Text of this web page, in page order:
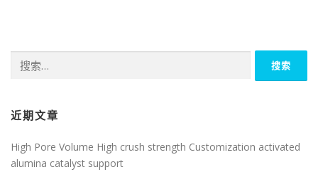
索：
近期文章
High Pore Volume High crush strength Customization activated
alumina catalyst support